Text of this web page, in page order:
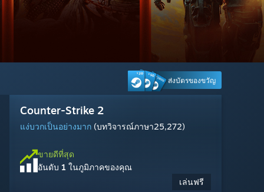
ส่งบัตรของขวัญ
Warframe
แง่บวกเป็นอย่างมาก (บทวิจารณ์ภาษา4,193)
ขายดีที่สุด
อันดับ 14ในภูมิภาคของคุณ
เล่นฟรี
Counter-Strike 2
แง่บวกเป็นอย่างมาก (บทวิจารณ์ภาษา25,272)
ขายดีที่สุด
อันดับ 1 ในภูมิภาคของคุณ
เล่นฟรี
Escape from Tarkov
ผสมกัน(บทวิจารณ์ภาษา316)
ขายดีที่สุด
อันดับ 28ในภูมิภาคของคุณ
$49.99
Dead by Daylight
แง่บวกเป็นอย่างมาก (บทวิจารณ์ภาษา12,902)
ขายดีที่สุด
อันดับ 23ในภูมิภาคของคุณ
$19.99
Marvel Rivals
ผสมกัน(บทวิจารณ์ภาษา1,417)
ขายดีที่สุด
อันดับ 4 ในภูมิภาคของคุณ
เล่นฟรี
MARVEL Tōkon: Fighting Souls
ผสมกัน(บทวิจารณ์ภาษา2,117)
ขายดีที่สุด
อันดับ 6 ในภูมิภาคของคุณ
$59.99
Wuthering Waves
แง่บวกเป็นอย่างมาก (บทวิจารณ์ภาษา851)
ขายดีที่สุด
อันดับ 20ในภูมิภาคของคุณ
เล่นฟรี
Steam Machine
อันดับ 3
Cyberpunk 2077
แง่บวกเป็นอย่างมาก (บทวิจารณ์ภาษา2,503)
ขายดีที่สุด
อันดับ 16ในภูมิภาคของคุณ
$17.99
Tom Clancy's Rainbow Six Siege
แง่บวกเป็นอย่างมาก (บทวิจารณ์ภาษา10,280)
ขายดีที่สุด
อันดับ 29ในภูมิภาคของคุณ
เล่นฟรี
Ragnarok: The New World
แง่ลบเป็นส่วนมาก(บทวิจารณ์ภาษา585)
ขายดีที่สุด
อันดับ 21ในภูมิภาคของคุณ
เล่นฟรี
Palworld
แง่บวกเป็นอย่างยิ่ง(บทวิจารณ์ภาษา1,883)
ขายดีที่สุด
อันดับ 13ในภูมิภาคของคุณ
$29.99